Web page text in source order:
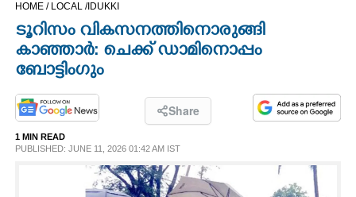
OPINION
PHOTOS
LIFESTYLE
HOME / LOCAL /IDUKKI
ടൂറിസം വികസനത്തിനൊരുങ്ങി
കാഞ്ഞാർ: ചെക്ക് ഡാമിനൊപ്പം
ബോട്ടിംഗും
Share
1 MIN READ
PUBLISHED: JUNE 11, 2026 01:42 AM IST